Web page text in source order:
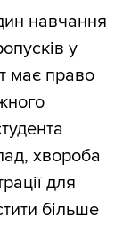
навчання
у
має право
хвороба
для
більше